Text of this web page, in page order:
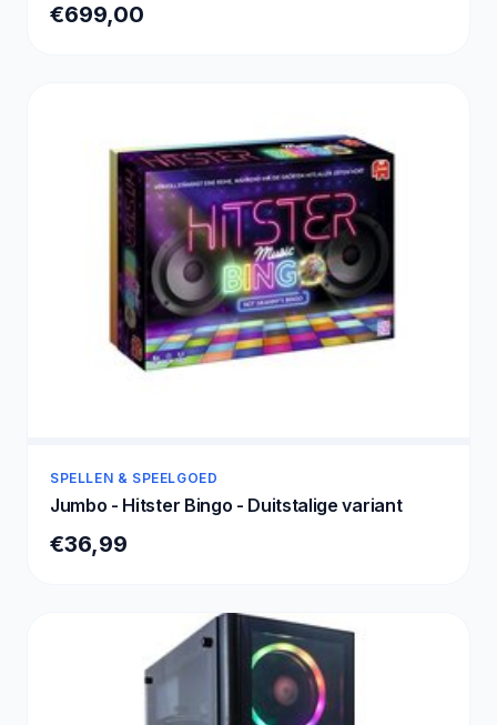
€699,00
SPELLEN & SPEELGOED
Jumbo - Hitster Bingo - Duitstalige variant
€36,99